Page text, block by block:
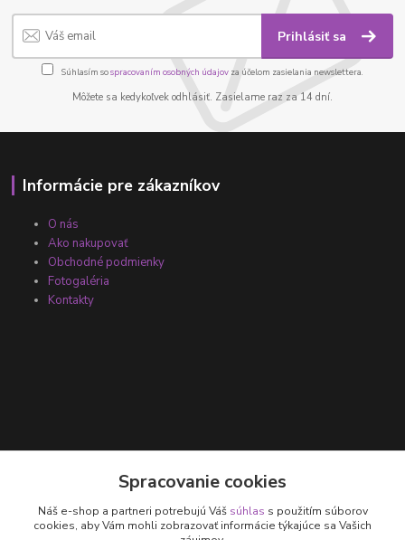
Prihlásiť sa
Súhlasím sospracovaním osobných údajov za účelom zasielania newslettera.
Môžete sa kedykoľvek odhlásiť. Zasielame raz za 14 dní.
Informácie pre zákazníkov
O nás
Ako nakupovať
Obchodné podmienky
Fotogaléria
Kontakty
+421 905 531 251
Spracovanie cookies
Náš e-shop a partneri potrebujú Váš súhlas s použitím súborov
cookies, aby Vám mohli zobrazovať informácie týkajúce sa Vašich